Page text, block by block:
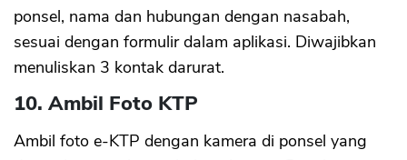
ponsel, nama dan hubungan dengan nasabah,
sesuai dengan formulir dalam aplikasi. Diwajibkan
menuliskan 3 kontak darurat.
10. Ambil Foto KTP
Ambil foto e-KTP dengan kamera di ponsel yang